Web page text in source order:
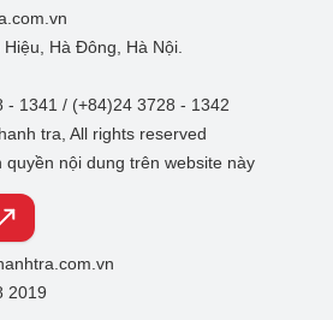
Hà Đông, Hà Nội.
1341 / (+84)24 3728 - 1342
tra, All rights reserved
nội dung trên website này
2019